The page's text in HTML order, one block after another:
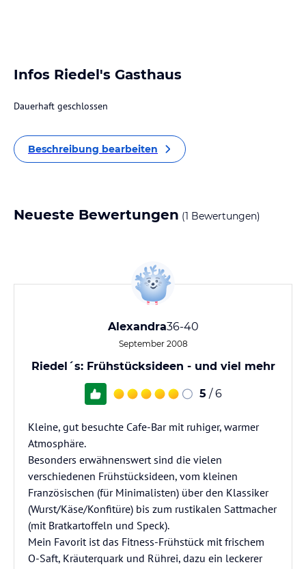
Infos Riedel's Gasthaus
Dauerhaft geschlossen
Beschreibung bearbeiten
Neueste Bewertungen (1 Bewertungen)
Alexandra36-40
September 2008
Riedel´s: Frühstücksideen - und viel mehr
5 / 6
Kleine, gut besuchte Cafe-Bar mit ruhiger, warmer
Atmosphäre.
Besonders erwähnenswert sind die vielen
verschiedenen Frühstücksideen, vom kleinen
Französischen (für Minimalisten) über den Klassiker
(Wurst/Käse/Konfitüre) bis zum rustikalen Sattmacher
(mit Bratkartoffeln und Speck).
Mein Favorit ist das Fitness-Frühstück mit frischem
O-Saft, Kräuterquark und Rührei, dazu ein leckerer